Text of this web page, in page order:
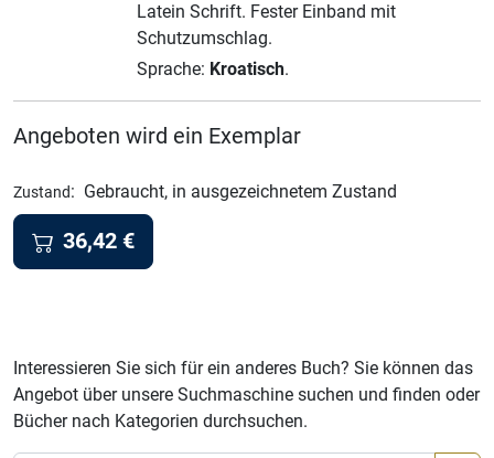
Latein Schrift. Fester Einband mit
Schutzumschlag.
Sprache: Kroatisch.
Angeboten wird ein Exemplar
Zustand: Gebraucht, in ausgezeichnetem Zustand
36,42 €
Interessieren Sie sich für ein anderes Buch? Sie können das
Angebot über unsere Suchmaschine suchen und finden oder
Bücher nach Kategorien durchsuchen.